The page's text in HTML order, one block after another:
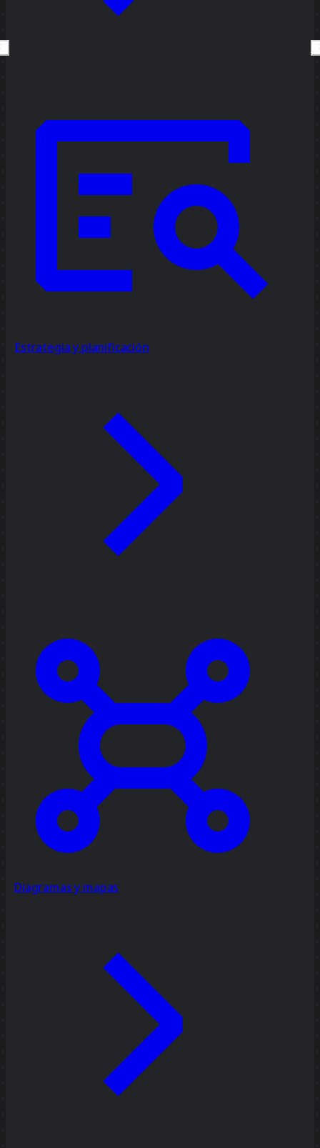
Estrategia y planificación
Diagramas y mapas